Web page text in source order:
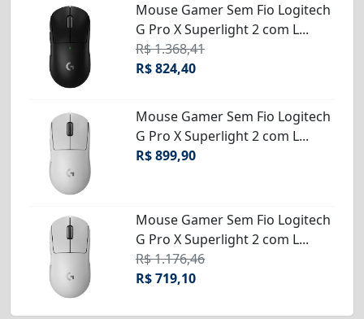
Mouse Gamer Sem Fio Logitech
G Pro X Superlight 2 com L...
R$ 1.368,41
R$ 824,40
Mouse Gamer Sem Fio Logitech
G Pro X Superlight 2 com L...
R$ 899,90
Mouse Gamer Sem Fio Logitech
G Pro X Superlight 2 com L...
R$ 1.176,46
R$ 719,10